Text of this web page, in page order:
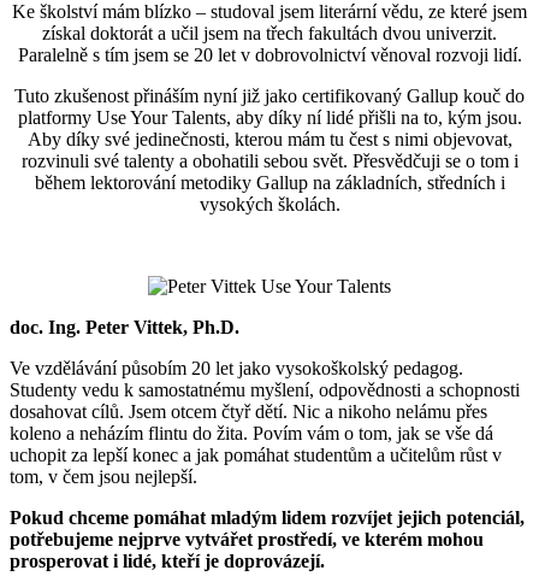
Ke školství mám blízko – studoval jsem literární vědu, ze které jsem
získal doktorát a učil jsem na třech fakultách dvou univerzit.
Paralelně s tím jsem se 20 let v dobrovolnictví věnoval rozvoji lidí.
Tuto zkušenost přináším nyní již jako certifikovaný Gallup kouč do
platformy Use Your Talents, aby díky ní lidé přišli na to, kým jsou.
Aby díky své jedinečnosti, kterou mám tu čest s nimi objevovat,
rozvinuli své talenty a obohatili sebou svět. Přesvědčuji se o tom i
během lektorování metodiky Gallup na základních, středních i
vysokých školách.
doc. Ing. Peter Vittek, Ph.D.
Ve vzdělávání působím 20 let jako vysokoškolský pedagog.
Studenty vedu k samostatnému myšlení, odpovědnosti a schopnosti
dosahovat cílů. Jsem otcem čtyř dětí. Nic a nikoho nelámu přes
koleno a neházím flintu do žita. Povím vám o tom, jak se vše dá
uchopit za lepší konec a jak pomáhat studentům a učitelům růst v
tom, v čem jsou nejlepší.
Pokud chceme pomáhat mladým lidem rozvíjet jejich potenciál,
potřebujeme nejprve vytvářet prostředí, ve kterém mohou
prosperovat i lidé, kteří je doprovázejí.